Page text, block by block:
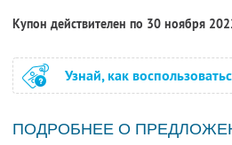
Купон действителен по 30 ноября
Узнай, как
ПОДРОБНЕЕ О